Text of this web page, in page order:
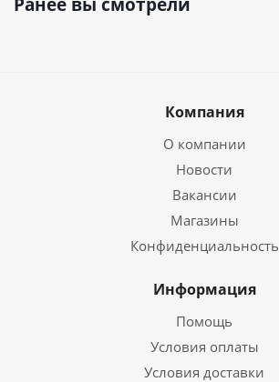
Компания
О компании
Новости
Вакансии
Магазины
Конфиденциальность
Информация
Помощь
Условия оплаты
Условия доставки